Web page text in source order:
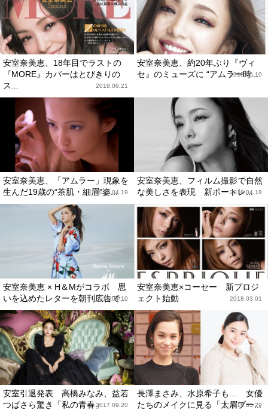
安室奈美恵、18年目でラストの
『MORE』カバーはとびきりの
ス...
2018.06.21
安室奈美恵、約20年ぶり『ヴィ
セ』のミューズに “アムラー時...
2018.05.10
安室奈美恵、「アムラー」現象を
生んだ19歳の“茶肌・細眉”姿...
2018.04.19
安室奈美恵、フィルム撮影で自然
な美しさを表現 新ポートレ...
2018.04.18
安室奈美恵 × H＆Mがコラボ 思
いを込めたレターを朝刊広告で...
2018.04.10
安室奈美恵×コーセー 新プロジ
ェクト始動
2018.03.01
安室引退発表 高橋みなみ、益若
つばさら驚き「私の青春」2017.09.20
長澤まさみ、水原希子も… 女優
たちのメイクに見る「太眉ブー...
2016.05.29